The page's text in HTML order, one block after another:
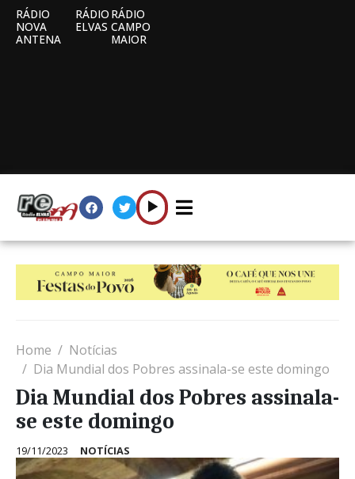
RÁDIO
NOVA
ANTENA
RÁDIO
ELVAS
RÁDIO
CAMPO
MAIOR
Home
Notícias
Dia Mundial dos Pobres assinala-se este domingo
Dia Mundial dos Pobres assinala-
se este domingo
19/11/2023 NOTÍCIAS